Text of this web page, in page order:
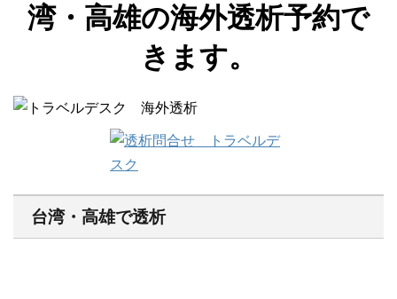
湾・高雄の海外透析予約で
きます。
台湾・高雄で透析